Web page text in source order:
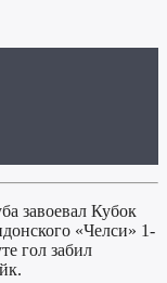
завоевал Кубок
«Челси» 1-
гол забил